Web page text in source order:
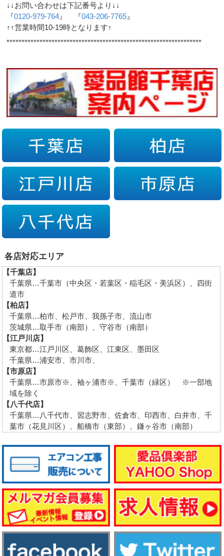
↓↓お問い合わせは下記番号より↓↓
『0120-979-764 』 『043-206-7765 』
↑↑営業時間10-19時となります↑
*****************************************************************
各店対応エリア
【千葉店】
千葉県…千葉市（中央区・若葉区・稲毛区・美浜区）、四街
道市
【柏店】
千葉県…柏市、松戸市、我孫子市、流山市
茨城県…取手市（南部）、守谷市（南部）
【江戸川店】
東京都…江戸川区、葛飾区、江東区、墨田区
千葉県…浦安市、市川市、
【市原店】
千葉県…市原市※、袖ヶ浦市※、千葉市（緑区） ※一部地
域を除く
【八千代店】
千葉県…八千代市、習志野市、佐倉市、印西市、白井市、千
葉市（花見川区）、船橋市（東部）、鎌ヶ谷市（南部）